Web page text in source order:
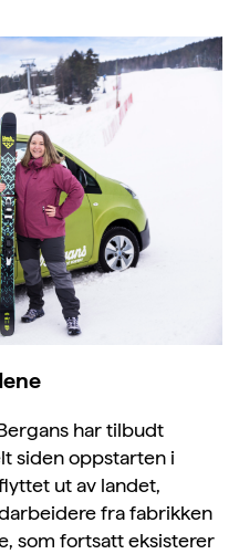
har tilbudt
siden oppstarten i
ut av landet,
fra fabrikken
som fortsatt eksisterer